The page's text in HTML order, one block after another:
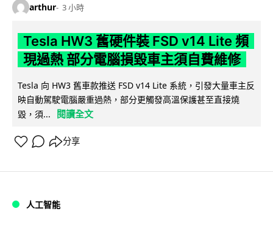
arthur 3 小時
Tesla HW3 舊硬件裝 FSD v14 Lite 頻
現過熱 部分電腦損毀車主須自費維修
Tesla 向 HW3 舊車款推送 FSD v14 Lite 系統，引發大量車主反
映自動駕駛電腦嚴重過熱，部分更觸發高溫保護甚至直接燒
毀，須...
閱讀全文
分享
人工智能